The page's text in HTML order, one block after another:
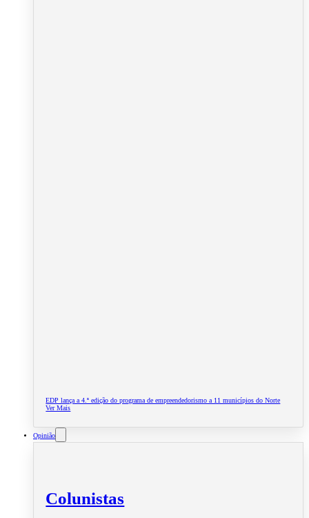
EDP lança a 4.ª edição do programa de empreendedorismo a 11 municípios do Norte
Ver Mais
Opinião
Colunistas